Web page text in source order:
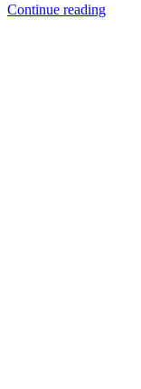
Continue reading